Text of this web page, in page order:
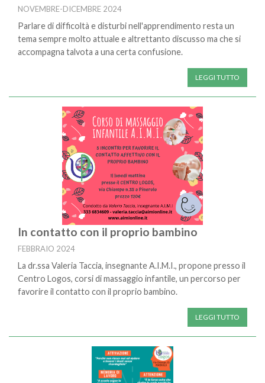
NOVEMBRE-DICEMBRE 2024
Parlare di difficoltà e disturbi nell'apprendimento resta un
tema sempre molto attuale e altrettanto discusso ma che si
accompagna talvota a una certa confusione.
LEGGI TUTTO
In contatto con il proprio bambino
FEBBRAIO 2024
La dr.ssa Valeria Taccia, insegnante A.I.M.I., propone presso il
Centro Logos, corsi di massaggio infantile, un percorso per
favorire il contatto con il proprio bambino.
LEGGI TUTTO